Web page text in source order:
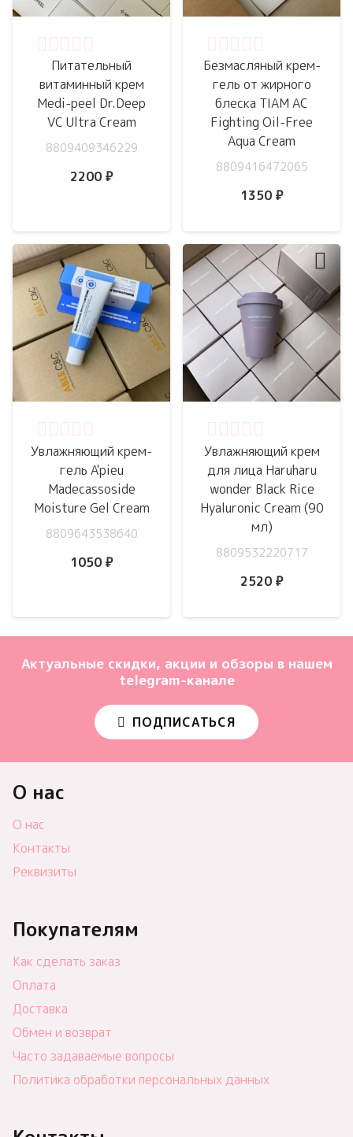
Питательный
витаминный крем
Medi-peel Dr.Deep
VC Ultra Cream
8809409346229
2200 ₽
Безмасляный крем-
гель от жирного
блеска TIAM AC
Fighting Oil-Free
Aqua Cream
8809416472065
1350 ₽
Увлажняющий крем-
гель A'pieu
Madecassoside
Moisture Gel Cream
8809643538640
1050 ₽
Увлажняющий крем
для лица Haruharu
wonder Black Rice
Hyaluronic Cream (90
мл)
8809532220717
2520 ₽
Актуальные скидки, акции и обзоры в нашем
telegram-канале
ПОДПИСАТЬСЯ
О нас
О нас
Контакты
Реквизиты
Покупателям
Как сделать заказ
Оплата
Доставка
Обмен и возврат
Часто задаваемые вопросы
Политика обработки персональных данных